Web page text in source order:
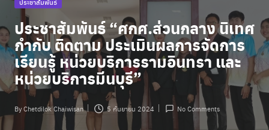
ร
ศึ
ก
ษ
า
o
k
e
in
ประชาสัมพันธ์ “ศกศ.ส่วนกลาง นิเทศ
กำกับ ติดตาม ประเมินผลการจัดการ
เรียนรู้ หน่วยบริการรามอินทรา และ
หน่วยบริการมีนบุรี”
Posted
ByChetdilok Chaiwisan 5 กันยายน 2024 No Comments